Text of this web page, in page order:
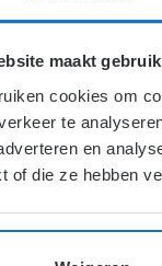
maakt
cookies om
te
en
of die ze hebben
de werkgever
werkgever moet